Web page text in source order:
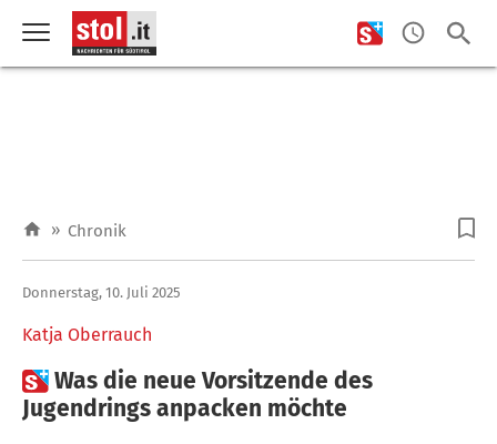
» Chronik
Katja Oberrauch
Donnerstag, 10. Juli 2025
Was die neue Vorsitzende des
Jugendrings anpacken möchte